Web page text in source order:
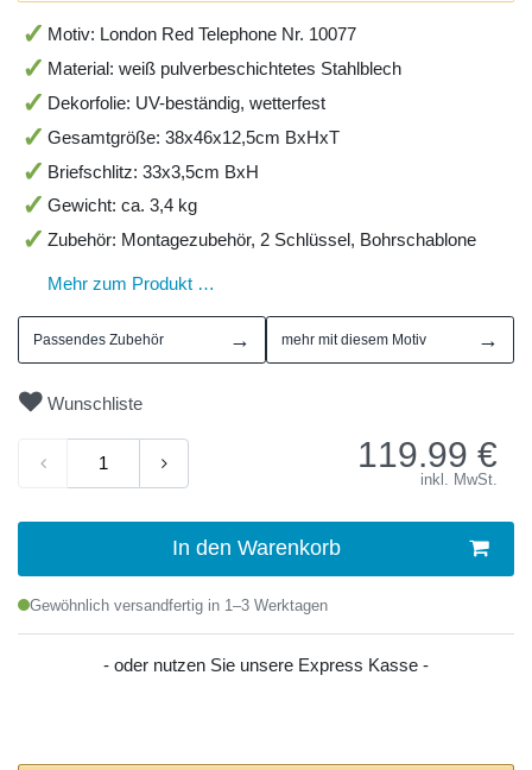
Motiv: London Red Telephone Nr. 10077
Material: weiß pulverbeschichtetes Stahlblech
Dekorfolie: UV-beständig, wetterfest
Gesamtgröße: 38x46x12,5cm BxHxT
Briefschlitz: 33x3,5cm BxH
Gewicht: ca. 3,4 kg
Zubehör: Montagezubehör, 2 Schlüssel, Bohrschablone
Mehr zum Produkt …
Passendes Zubehör → mehr mit diesem Motiv →
Wunschliste
119.99 €
inkl. MwSt.
In den Warenkorb
Gewöhnlich versandfertig in 1–3 Werktagen
- oder nutzen Sie unsere Express Kasse -